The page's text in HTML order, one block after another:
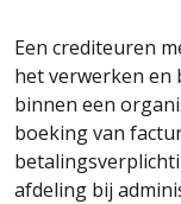
Een crediteuren
het verwerken en
binnen een
boeking van
afdeling bij